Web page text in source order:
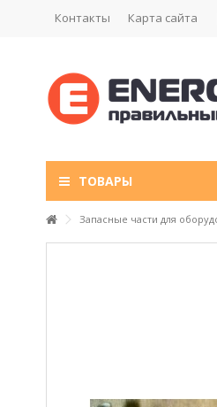
Контакты Карта сайта
ТОВАРЫ
Запасные части для